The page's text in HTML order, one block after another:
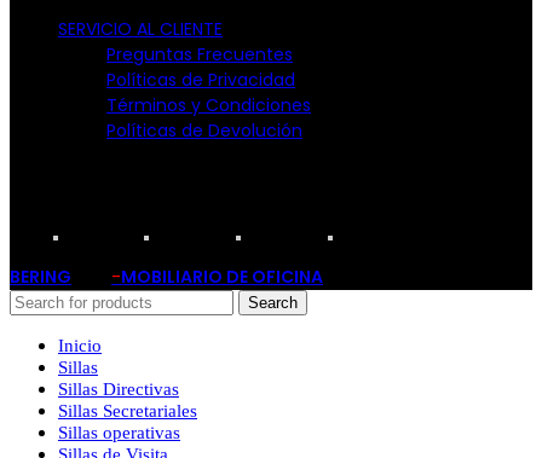
SERVICIO AL CLIENTE
Preguntas Frecuentes
Políticas de Privacidad
Términos y Condiciones
Políticas de Devolución
BERING -MOBILIARIO DE OFICINA
Search
Inicio
Sillas
Sillas Directivas
Sillas Secretariales
Sillas operativas
Sillas de Visita